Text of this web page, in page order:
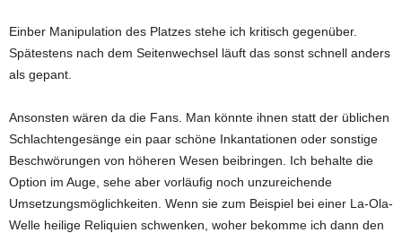
Einber Manipulation des Platzes stehe ich kritisch gegenüber.
Spätestens nach dem Seitenwechsel läuft das sonst schnell anders
als gepant.
Ansonsten wären da die Fans. Man könnte ihnen statt der üblichen
Schlachtengesänge ein paar schöne Inkantationen oder sonstige
Beschwörungen von höheren Wesen beibringen. Ich behalte die
Option im Auge, sehe aber vorläufig noch unzureichende
Umsetzungsmöglichkeiten. Wenn sie zum Beispiel bei einer La-Ola-
Welle heilige Reliquien schwenken, woher bekomme ich dann den